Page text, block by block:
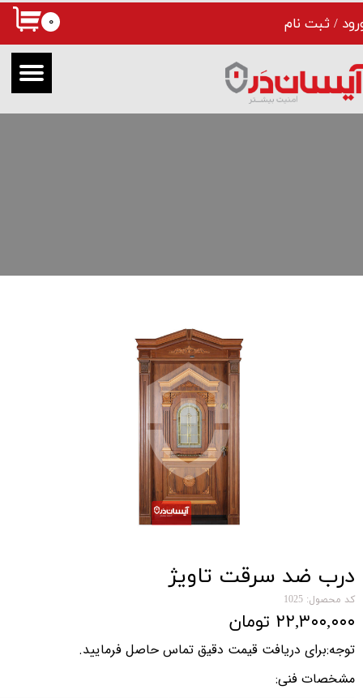
/ ثبت نام
حساب کاربری من
تغییر گذر واژه
سفارشات
۰
درب ضد سرقت تاویژ
کد محصول: 1025
۲۲,۳۰۰,۰۰۰ تومان
توجه:برای دریافت قیمت دقیق تماس حاصل فرمایید.
مشخصات فنی: